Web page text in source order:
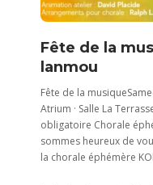
Fête de la
lanmou
Fête de la
Atrium · Salle La
obligatoire Chorale
sommes heureux de
la chorale éphémère